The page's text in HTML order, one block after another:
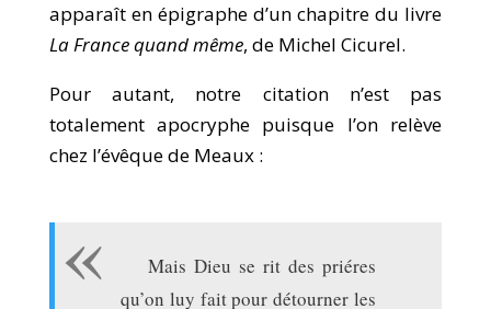
apparaît en épigraphe d’un chapitre du livre
La France quand même, de Michel Cicurel.
Pour autant, notre citation n’est pas
totalement apocryphe puisque l’on relève
chez l’évêque de Meaux :
Mais Dieu se rit des priéres
qu’on luy fait pour détourner les